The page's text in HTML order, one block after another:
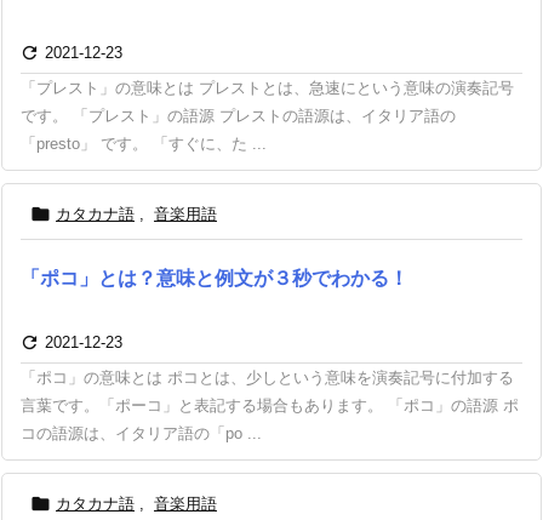
 2021-12-23
「プレスト」の意味とは プレストとは、急速にという意味の演奏記号
です。 「プレスト」の語源 プレストの語源は、イタリア語の
「presto」 です。 「すぐに、た ...
 カタカナ語 , 音楽用語
「ポコ」とは？意味と例文が３秒でわかる！
 2021-12-23
「ポコ」の意味とは ポコとは、少しという意味を演奏記号に付加する
言葉です。「ポーコ」と表記する場合もあります。 「ポコ」の語源 ポ
コの語源は、イタリア語の「po ...
 カタカナ語 , 音楽用語